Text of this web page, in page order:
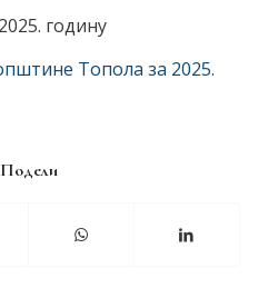
годину
Топола за 2025.
Подели